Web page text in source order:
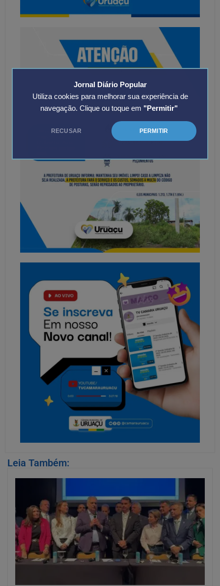
Jornal Diário Popular
Utiliza cookies para melhorar sua experiência de
navegação. Clique ou toque em "Permitir"
RECUSAR PERMITIR
Leia Também: